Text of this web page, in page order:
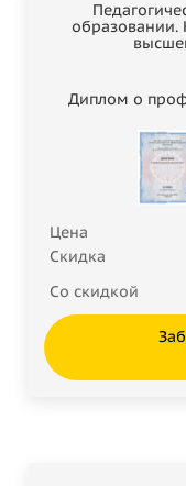
образовании.
Диплом о
Цена
Скидка
Со скидкой